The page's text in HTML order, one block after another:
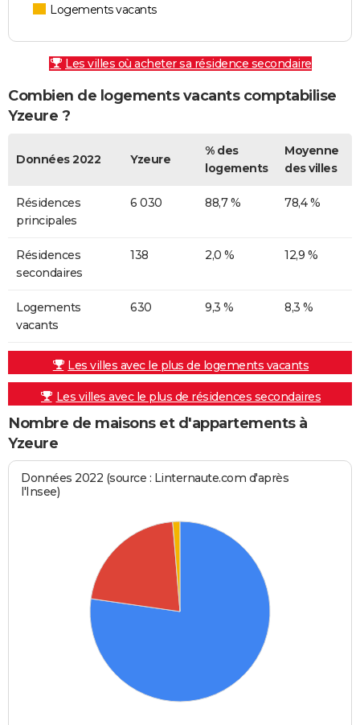
Logements vacants
Les villes où acheter sa résidence secondaire
Combien de logements vacants comptabilise
Yzeure ?
Données 2022 Yzeure
% des
logements
Moyenne
des villes
Résidences
principales
6 030 88,7 % 78,4 %
Résidences
secondaires
138 2,0 % 12,9 %
Logements
vacants
630 9,3 % 8,3 %
Les villes avec le plus de logements vacants
Les villes avec le plus de résidences secondaires
Nombre de maisons et d'appartements à
Yzeure
Données 2022 (source : Linternaute.com d'après
l'Insee)